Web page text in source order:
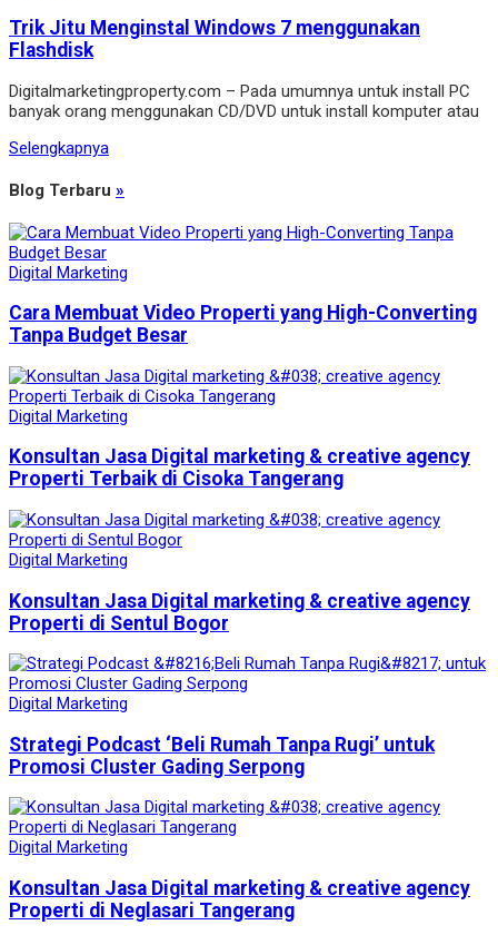
Trik Jitu Menginstal Windows 7 menggunakan
Flashdisk
Digitalmarketingproperty.com – Pada umumnya untuk install PC
banyak orang menggunakan CD/DVD untuk install komputer atau
Selengkapnya
Blog Terbaru »
Digital Marketing
Cara Membuat Video Properti yang High-Converting
Tanpa Budget Besar
Digital Marketing
Konsultan Jasa Digital marketing & creative agency
Properti Terbaik di Cisoka Tangerang
Digital Marketing
Konsultan Jasa Digital marketing & creative agency
Properti di Sentul Bogor
Digital Marketing
Strategi Podcast ‘Beli Rumah Tanpa Rugi’ untuk
Promosi Cluster Gading Serpong
Digital Marketing
Konsultan Jasa Digital marketing & creative agency
Properti di Neglasari Tangerang